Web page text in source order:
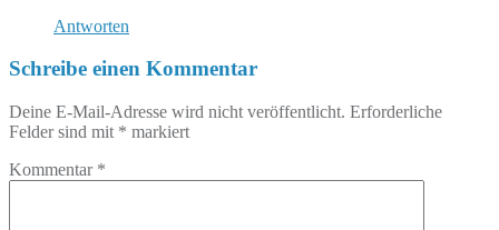
Antworten
Schreibe einen Kommentar
Deine E-Mail-Adresse wird nicht veröffentlicht. Erforderliche
Felder sind mit * markiert
Kommentar *